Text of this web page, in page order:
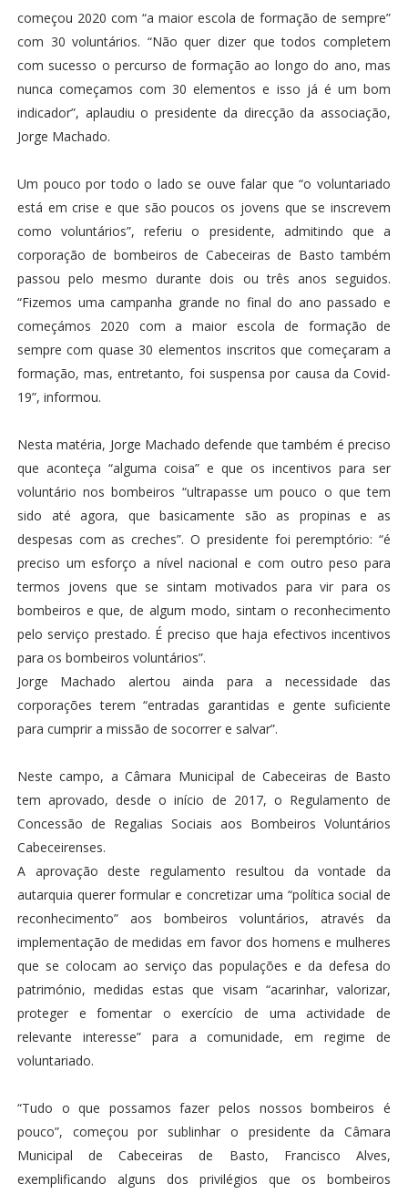
começou 2020 com “a maior escola de formação de sempre”
com 30 voluntários. “Não quer dizer que todos completem
com sucesso o percurso de formação ao longo do ano, mas
nunca começamos com 30 elementos e isso já é um bom
indicador”, aplaudiu o presidente da direcção da associação,
Jorge Machado.
Um pouco por todo o lado se ouve falar que “o voluntariado
está em crise e que são poucos os jovens que se inscrevem
como voluntários”, referiu o presidente, admitindo que a
corporação de bombeiros de Cabeceiras de Basto também
passou pelo mesmo durante dois ou três anos seguidos.
“Fizemos uma campanha grande no final do ano passado e
começámos 2020 com a maior escola de formação de
sempre com quase 30 elementos inscritos que começaram a
formação, mas, entretanto, foi suspensa por causa da Covid-
19”, informou.
Nesta matéria, Jorge Machado defende que também é preciso
que aconteça “alguma coisa” e que os incentivos para ser
voluntário nos bombeiros “ultrapasse um pouco o que tem
sido até agora, que basicamente são as propinas e as
despesas com as creches”. O presidente foi peremptório: “é
preciso um esforço a nível nacional e com outro peso para
termos jovens que se sintam motivados para vir para os
bombeiros e que, de algum modo, sintam o reconhecimento
pelo serviço prestado. É preciso que haja efectivos incentivos
para os bombeiros voluntários”.
Jorge Machado alertou ainda para a necessidade das
corporações terem “entradas garantidas e gente suficiente
para cumprir a missão de socorrer e salvar”.
Neste campo, a Câmara Municipal de Cabeceiras de Basto
tem aprovado, desde o início de 2017, o Regulamento de
Concessão de Regalias Sociais aos Bombeiros Voluntários
Cabeceirenses.
A aprovação deste regulamento resultou da vontade da
autarquia querer formular e concretizar uma “política social de
reconhecimento” aos bombeiros voluntários, através da
implementação de medidas em favor dos homens e mulheres
que se colocam ao serviço das populações e da defesa do
património, medidas estas que visam “acarinhar, valorizar,
proteger e fomentar o exercício de uma actividade de
relevante interesse” para a comunidade, em regime de
voluntariado.
“Tudo o que possamos fazer pelos nossos bombeiros é
pouco”, começou por sublinhar o presidente da Câmara
Municipal de Cabeceiras de Basto, Francisco Alves,
exemplificando alguns dos privilégios que os bombeiros